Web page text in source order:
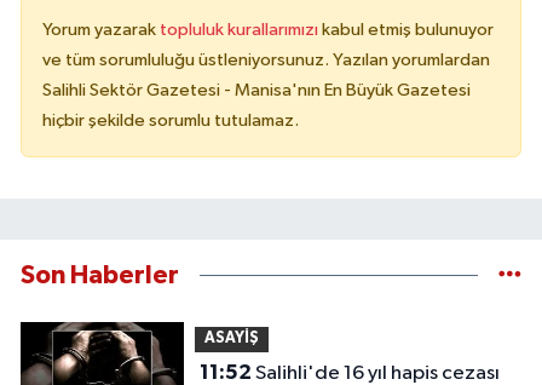
Yorum yazarak topluluk kurallarımızı kabul etmiş bulunuyor
ve tüm sorumluluğu üstleniyorsunuz. Yazılan yorumlardan
Salihli Sektör Gazetesi - Manisa'nın En Büyük Gazetesi
hiçbir şekilde sorumlu tutulamaz.
Son Haberler
ASAYİŞ
11:52